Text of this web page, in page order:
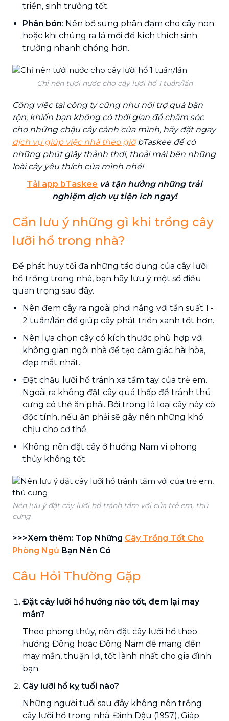
triển, sinh trưởng tốt.
Phân bón: Nên bổ sung phân đạm cho cây non
hoặc khi chúng ra lá mới để kích thích sinh
trưởng nhanh chóng hơn.
Chỉ nên tưới nước cho cây lưỡi hổ 1 tuần/lần
Công việc tại công ty cũng như nội trợ quá bận
rộn, khiến bạn không có thời gian để chăm sóc
cho những chậu cây cảnh của mình, hãy đặt ngay
dịch vụ giúp việc nhà theo giờbTaskee để có
những phút giây thảnh thơi, thoải mái bên những
loài cây yêu thích của mình nhé!
Tải app bTaskee và tận hưởng những trải
nghiệm dịch vụ tiện ích ngay!
Cần lưu ý những gì khi trồng cây
lưỡi hổ trong nhà?
Để phát huy tối đa những tác dụng của cây lưỡi
hổ trồng trong nhà, bạn hãy lưu ý một số điều
quan trọng sau đây.
Nên đem cây ra ngoài phơi nắng với tần suất 1 -
2 tuần/lần để giúp cây phát triển xanh tốt hơn.
Nên lựa chọn cây có kích thước phù hợp với
không gian ngôi nhà để tạo cảm giác hài hòa,
đẹp mắt nhất.
Đặt chậu lưỡi hổ tránh xa tầm tay của trẻ em.
Ngoài ra không đặt cây quá thấp để tránh thú
cưng có thể ăn phải. Bởi trong lá loại cây này có
độc tính, nếu ăn phải sẽ gây nên những khó
chịu cho cơ thể.
Không nên đặt cây ở hướng Nam vì phong
thủy không tốt.
Nên lưu ý đặt cây lưỡi hổ tránh tầm với của trẻ em, thú
cưng
>>>Xem thêm: Top Những Cây Trồng Tốt Cho
Phòng Ngủ Bạn Nên Có
Câu Hỏi Thường Gặp
Đặt cây lưỡi hổ hướng nào tốt, đem lại may
mắn?
Theo phong thủy, nên đặt cây lưỡi hổ theo
hướng Đông hoặc Đông Nam để mang đến
may mắn, thuận lợi, tốt lành nhất cho gia đình
bạn.
Cây lưỡi hổ kỵ tuổi nào?
Những người tuổi sau đây không nên trồng
cây lưỡi hổ trong nhà: Đinh Dậu (1957), Giáp